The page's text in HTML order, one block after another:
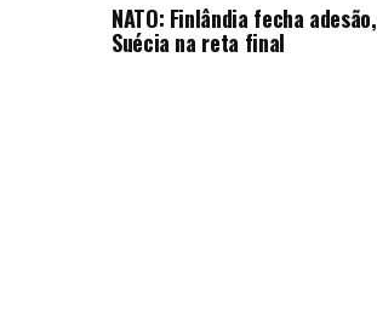
NATO: Finlândia fecha adesão,
Suécia na reta final